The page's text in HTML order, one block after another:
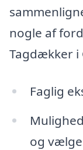
nogle af
Tagdækker i
Faglig
og